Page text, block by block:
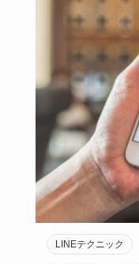
LINEテクニック